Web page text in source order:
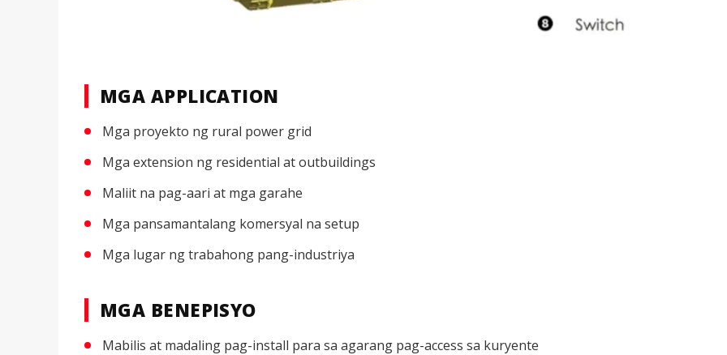
MGA APPLICATION
Mga proyekto ng rural power grid
Mga extension ng residential at outbuildings
Maliit na pag-aari at mga garahe
Mga pansamantalang komersyal na setup
Mga lugar ng trabahong pang-industriya
MGA BENEPISYO
Mabilis at madaling pag-install para sa agarang pag-access sa kuryente